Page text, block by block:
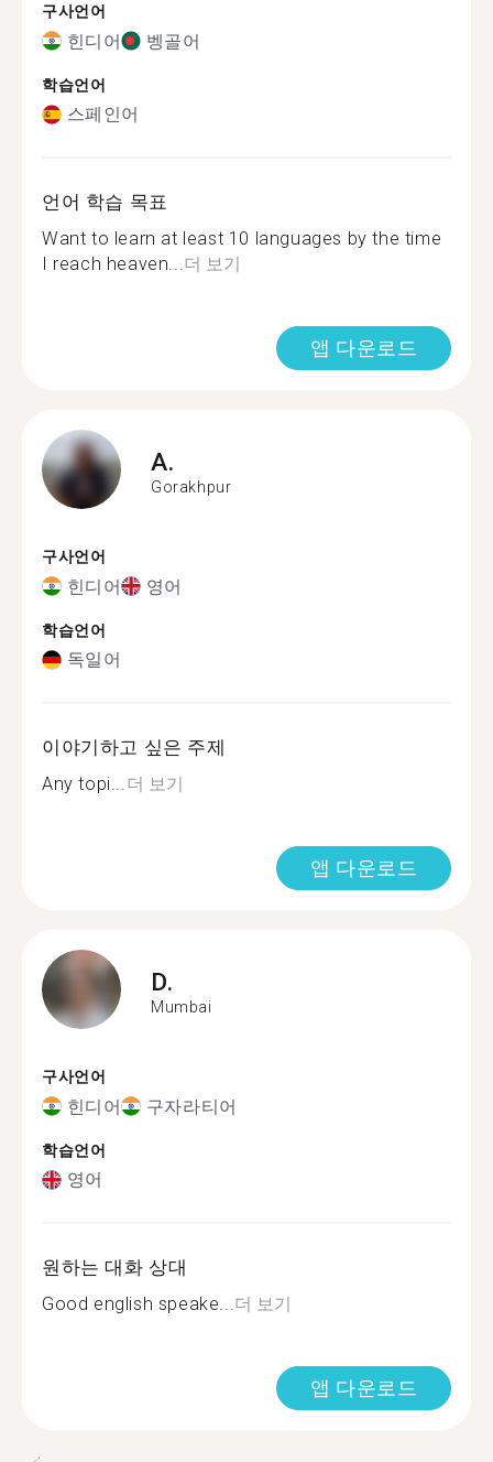
구사언어
힌디어 벵골어
학습언어
스페인어
언어 학습 목표
Want to learn at least 10 languages by the time
I reach heaven...더 보기
앱 다운로드
A.
Gorakhpur
구사언어
힌디어 영어
학습언어
독일어
이야기하고 싶은 주제
Any topi...더 보기
앱 다운로드
D.
Mumbai
구사언어
힌디어 구자라티어
학습언어
영어
원하는 대화 상대
Good english speake...더 보기
앱 다운로드